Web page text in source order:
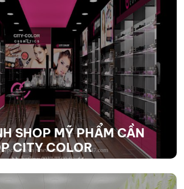
SHOP MỸ PHẨM CẦN
CITY COLOR